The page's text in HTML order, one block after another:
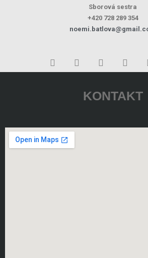
Sborová sestra
+420 728 289 354
KONTAKT